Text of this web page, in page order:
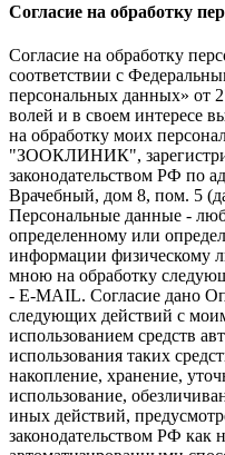
Согласие на обработку
Согласие на обработку
соответствии с
персональных данных» от
волей и в своем интересе
на обработку моих
"ЗООКЛИНИК",
законодательством РФ по
Врачебный, дом 8, пом. 5
Персональные данные -
определенному или
информации физическому
мною на обработку
- E-MAIL. Согласие дано
следующих действий с
использованием средств
использования таких
накопление, хранение,
использование,
иных действий,
законодательством РФ как